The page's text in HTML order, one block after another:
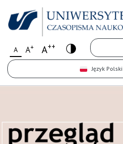
A A+ A++
Język Polski